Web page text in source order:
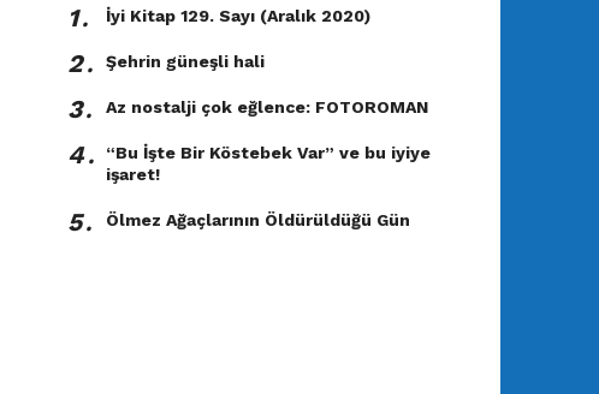
1․ İyi Kitap 129. Sayı (Aralık 2020)
2․ Şehrin güneşli hali
3․ Az nostalji çok eğlence: FOTOROMAN
4․
“Bu İşte Bir Köstebek Var” ve bu iyiye
işaret!
5․ Ölmez Ağaçlarının Öldürüldüğü Gün